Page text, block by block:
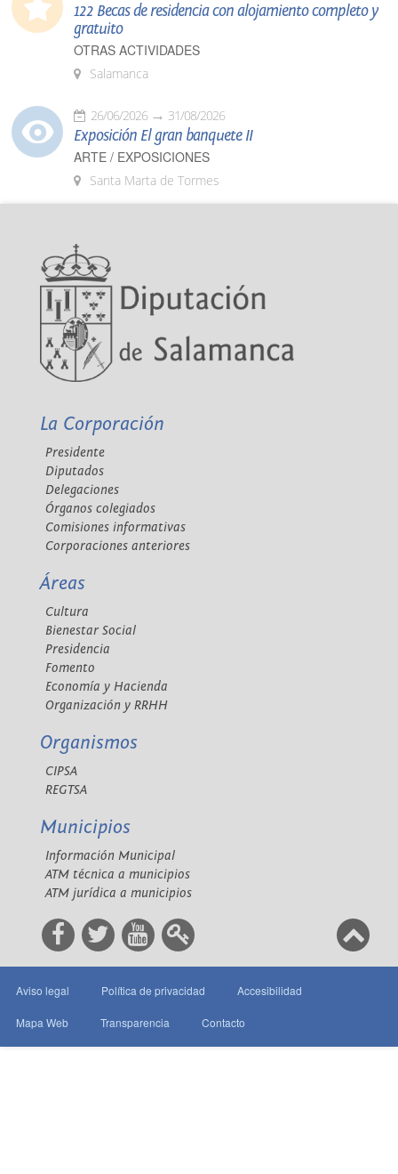
122 Becas de residencia con alojamiento completo y
gratuito
OTRAS ACTIVIDADES
Salamanca
26/06/2026 31/08/2026
Exposición El gran banquete II
ARTE / EXPOSICIONES
Santa Marta de Tormes
La Corporación
Presidente
Diputados
Delegaciones
Órganos colegiados
Comisiones informativas
Corporaciones anteriores
Áreas
Cultura
Bienestar Social
Presidencia
Fomento
Economía y Hacienda
Organización y RRHH
Organismos
CIPSA
REGTSA
Municipios
Información Municipal
ATM técnica a municipios
ATM jurídica a municipios
Aviso legal Política de privacidad Accesibilidad
Mapa Web Transparencia Contacto